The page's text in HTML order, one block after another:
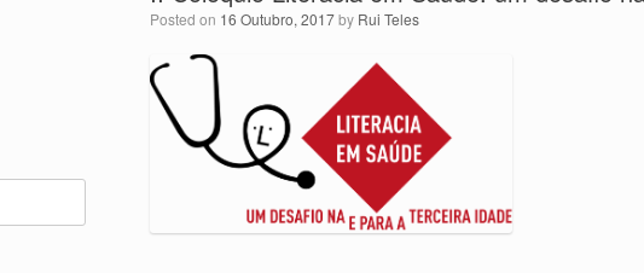
Posted on 16 Outubro, 2017by Rui Teles